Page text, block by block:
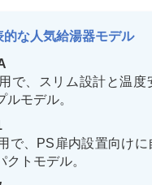
な人気給湯器モデル
で、スリム設計と温度
ルモデル。
で、PS扉内設置向けに
クトモデル。